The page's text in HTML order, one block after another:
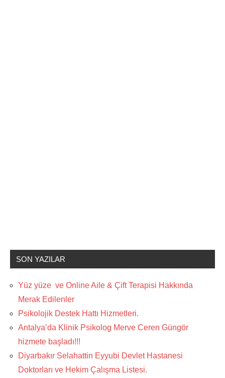
SON YAZILAR
Yüz yüze ve Online Aile & Çift Terapisi Hakkında
Merak Edilenler
Psikolojik Destek Hattı Hizmetleri.
Antalya’da Klinik Psikolog Merve Ceren Güngör
hizmete başladı!!!
Diyarbakır Selahattin Eyyubi Devlet Hastanesi
Doktorları ve Hekim Çalışma Listesi.